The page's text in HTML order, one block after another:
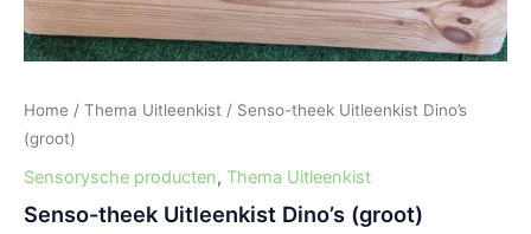
Home / Thema Uitleenkist / Senso-theek Uitleenkist Dino’s
(groot)
Sensorysche producten, Thema Uitleenkist
Senso-theek Uitleenkist Dino’s (groot)